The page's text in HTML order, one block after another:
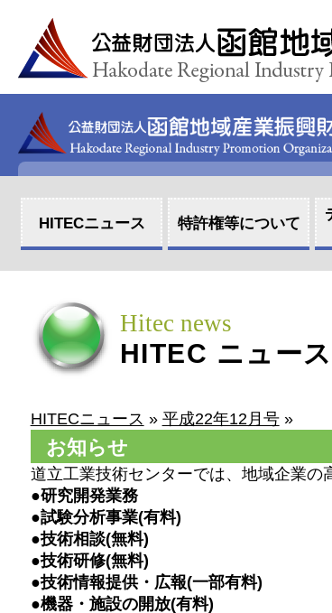
HITECニュース 特許権等について
Hitec news
HITEC ニュース
HITECニュース » 平成22年12月号»
お知らせ
道立工業技術センターでは、地域企業の
●研究開発業務
●試験分析事業(有料)
●技術相談(無料)
●技術研修(無料)
●技術情報提供・広報(一部有料)
●機器・施設の開放(有料)